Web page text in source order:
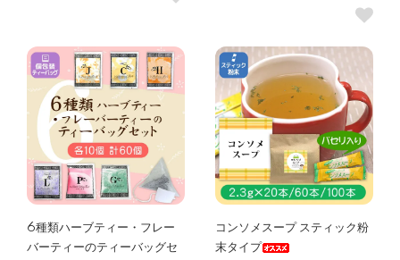
6種類ハーブティー・フレー
バーティーのティーバッグセ
コンソメスープ スティック粉
末タイプ